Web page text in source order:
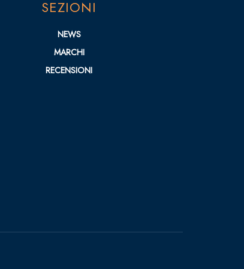
SEZIONI
NEWS
MARCHI
RECENSIONI